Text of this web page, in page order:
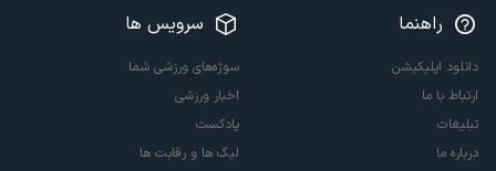
راهنما
دانلود اپلیکیشن
ارتباط با ما
تبلیغات
درباره ما
سرویس ها
سوژه‌های ورزشی شما
اخبار ورزشی
پادکست
لیگ ها و رقابت ها